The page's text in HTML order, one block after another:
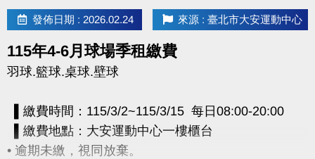
發佈日期 : 2026.02.24 來源 : 臺北市大安運動中心
115年4-6月球場季租繳費
羽球.籃球.桌球.壁球
▌繳費時間：115/3/2~115/3/15 每日08:00-20:00
▌繳費地點：大安運動中心一樓櫃台
• 逾期未繳，視同放棄。